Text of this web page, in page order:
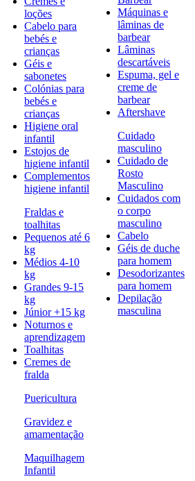
loções
Cabelo para
bebés e
crianças
Géis e
sabonetes
Colónias para
bebés e
crianças
Higiene oral
infantil
Estojos de
higiene infantil
Complementos
higiene infantil
Fraldas e
toalhitas
Pequenos até 6
kg
Médios 4-10
kg
Grandes 9-15
kg
Júnior +15 kg
Noturnos e
aprendizagem
Toalhitas
Cremes de
fralda
Puericultura
Gravidez e
amamentação
Maquilhagem
Infantil
Máquinas e
lâminas de
barbear
Lâminas
descartáveis
Espuma, gel e
creme de
barbear
Aftershave
Cuidado
masculino
Cuidado de
Rosto
Masculino
Cuidados com
o corpo
masculino
Cabelo
Géis de duche
para homem
Desodorizantes
para homem
Depilação
masculina